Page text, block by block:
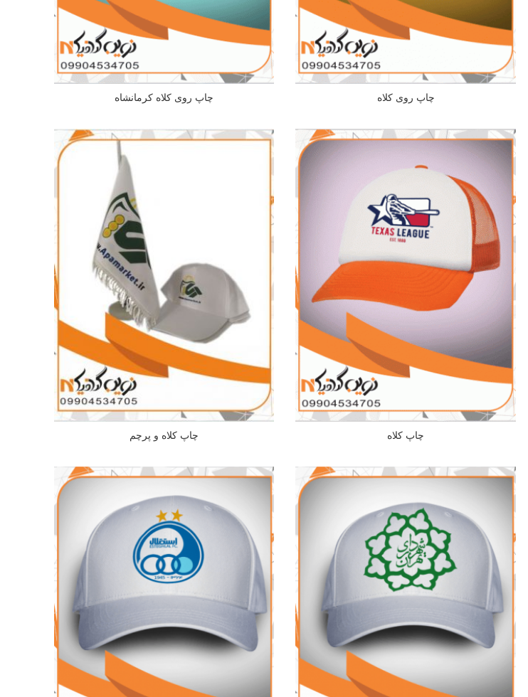
چاپ روی کلاه چاپ روی کلاه کرمانشاه
چاپ کلاه چاپ کلاه و پرچم